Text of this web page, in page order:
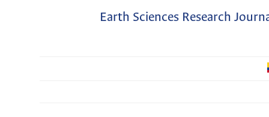
Earth Sciences Research